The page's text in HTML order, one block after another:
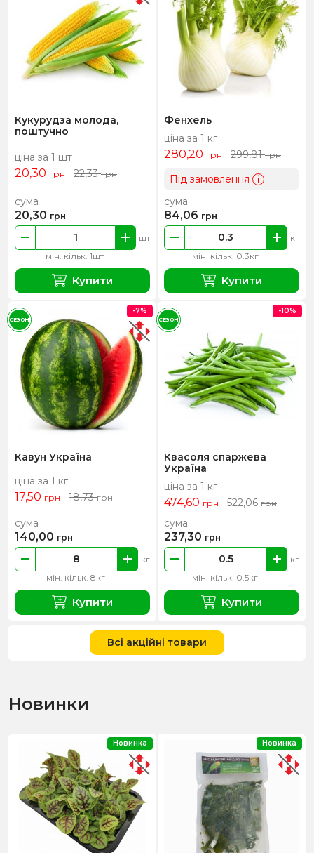
Кукурудза молода,
поштучно
ціна за 1 шт
20,30 грн 22,33грн
мін. кільк. 1шт
шт
сума
20,30 грн
Купити
Фенхель
ціна за 1 кг
280,20 грн 299,81грн
Під замовлення i
мін. кільк. 0.3кг
кг
сума
84,06 грн
Купити
Кавун Україна
ціна за 1 кг
17,50 грн 18,73грн
мін. кільк. 8кг
кг
сума
140,00 грн
Купити
-7%
СЕЗОН
Квасоля спаржева
Україна
ціна за 1 кг
474,60 грн 522,06грн
мін. кільк. 0.5кг
кг
сума
237,30 грн
Купити
-10%
СЕЗОН
Всі акційні товари
Новинки
Новинка Новинка